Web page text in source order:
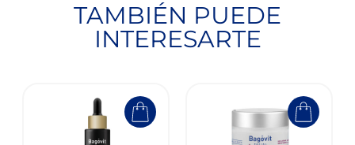
TAMBIÉN PUEDE
INTERESARTE